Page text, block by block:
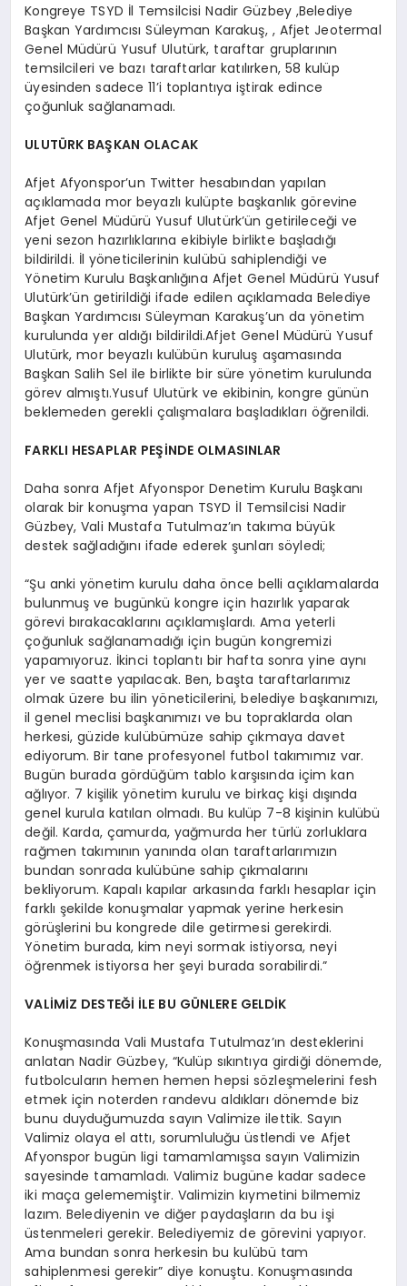
Kongreye TSYD İl Temsilcisi Nadir Güzbey ,Belediye
Başkan Yardımcısı Süleyman Karakuş, , Afjet Jeotermal
Genel Müdürü Yusuf Ulutürk, taraftar gruplarının
temsilcileri ve bazı taraftarlar katılırken, 58 kulüp
üyesinden sadece 11’i toplantıya iştirak edince
çoğunluk sağlanamadı.
ULUTÜRK BAŞKAN OLACAK
Afjet Afyonspor’un Twitter hesabından yapılan
açıklamada mor beyazlı kulüpte başkanlık görevine
Afjet Genel Müdürü Yusuf Ulutürk’ün getirileceği ve
yeni sezon hazırlıklarına ekibiyle birlikte başladığı
bildirildi. İl yöneticilerinin kulübü sahiplendiği ve
Yönetim Kurulu Başkanlığına Afjet Genel Müdürü Yusuf
Ulutürk’ün getirildiği ifade edilen açıklamada Belediye
Başkan Yardımcısı Süleyman Karakuş’un da yönetim
kurulunda yer aldığı bildirildi.Afjet Genel Müdürü Yusuf
Ulutürk, mor beyazlı kulübün kuruluş aşamasında
Başkan Salih Sel ile birlikte bir süre yönetim kurulunda
görev almıştı.Yusuf Ulutürk ve ekibinin, kongre günün
beklemeden gerekli çalışmalara başladıkları öğrenildi.
FARKLI HESAPLAR PEŞİNDE OLMASINLAR
Daha sonra Afjet Afyonspor Denetim Kurulu Başkanı
olarak bir konuşma yapan TSYD İl Temsilcisi Nadir
Güzbey, Vali Mustafa Tutulmaz’ın takıma büyük
destek sağladığını ifade ederek şunları söyledi;
“Şu anki yönetim kurulu daha önce belli açıklamalarda
bulunmuş ve bugünkü kongre için hazırlık yaparak
görevi bırakacaklarını açıklamışlardı. Ama yeterli
çoğunluk sağlanamadığı için bugün kongremizi
yapamıyoruz. İkinci toplantı bir hafta sonra yine aynı
yer ve saatte yapılacak. Ben, başta taraftarlarımız
olmak üzere bu ilin yöneticilerini, belediye başkanımızı,
il genel meclisi başkanımızı ve bu topraklarda olan
herkesi, güzide kulübümüze sahip çıkmaya davet
ediyorum. Bir tane profesyonel futbol takımımız var.
Bugün burada gördüğüm tablo karşısında içim kan
ağlıyor. 7 kişilik yönetim kurulu ve birkaç kişi dışında
genel kurula katılan olmadı. Bu kulüp 7-8 kişinin kulübü
değil. Karda, çamurda, yağmurda her türlü zorluklara
rağmen takımının yanında olan taraftarlarımızın
bundan sonrada kulübüne sahip çıkmalarını
bekliyorum. Kapalı kapılar arkasında farklı hesaplar için
farklı şekilde konuşmalar yapmak yerine herkesin
görüşlerini bu kongrede dile getirmesi gerekirdi.
Yönetim burada, kim neyi sormak istiyorsa, neyi
öğrenmek istiyorsa her şeyi burada sorabilirdi.”
VALİMİZ DESTEĞİ İLE BU GÜNLERE GELDİK
Konuşmasında Vali Mustafa Tutulmaz’ın desteklerini
anlatan Nadir Güzbey, “Kulüp sıkıntıya girdiği dönemde,
futbolcuların hemen hemen hepsi sözleşmelerini fesh
etmek için noterden randevu aldıkları dönemde biz
bunu duyduğumuzda sayın Valimize ilettik. Sayın
Valimiz olaya el attı, sorumluluğu üstlendi ve Afjet
Afyonspor bugün ligi tamamlamışsa sayın Valimizin
sayesinde tamamladı. Valimiz bugüne kadar sadece
iki maça gelememiştir. Valimizin kıymetini bilmemiz
lazım. Belediyenin ve diğer paydaşların da bu işi
üstenmeleri gerekir. Belediyemiz de görevini yapıyor.
Ama bundan sonra herkesin bu kulübü tam
sahiplenmesi gerekir” diye konuştu. Konuşmasında